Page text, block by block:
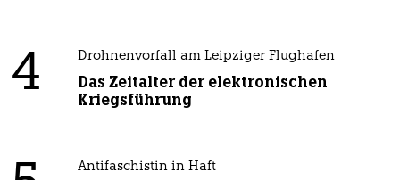
4 Drohnenvorfall am Leipziger Flughafen
Das Zeitalter der elektronischen
Kriegsführung
Antifaschistin in Haft